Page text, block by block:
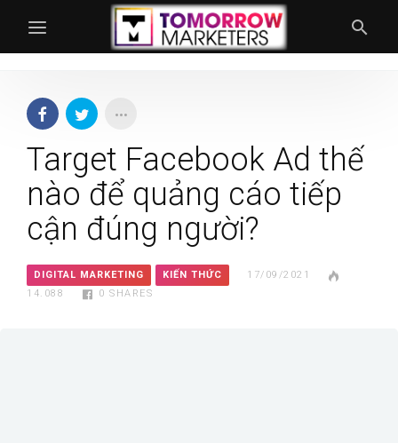
Target Facebook Ad thế
nào để quảng cáo tiếp
cận đúng người?
DIGITAL MARKETING KIẾN THỨC
17/09/2021
14.088
0 SHARES